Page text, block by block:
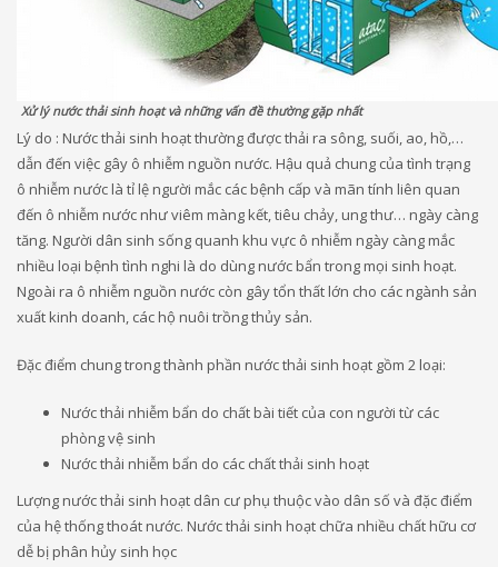
Xử lý nước thải sinh hoạt và những vấn đề thường gặp nhất
Lý do : Nước thải sinh hoạt thường được thải ra sông, suối, ao, hồ,…
dẫn đến việc gây ô nhiễm nguồn nước. Hậu quả chung của tình trạng
ô nhiễm nước là tỉ lệ người mắc các bệnh cấp và mãn tính liên quan
đến ô nhiễm nước như viêm màng kết, tiêu chảy, ung thư… ngày càng
tăng. Người dân sinh sống quanh khu vực ô nhiễm ngày càng mắc
nhiều loại bệnh tình nghi là do dùng nước bẩn trong mọi sinh hoạt.
Ngoài ra ô nhiễm nguồn nước còn gây tổn thất lớn cho các ngành sản
xuất kinh doanh, các hộ nuôi trồng thủy sản.
Đặc điểm chung trong thành phần nước thải sinh hoạt gồm 2 loại:
Nước thải nhiễm bẩn do chất bài tiết của con người từ các
phòng vệ sinh
Nước thải nhiễm bẩn do các chất thải sinh hoạt
Lượng nước thải sinh hoạt dân cư phụ thuộc vào dân số và đặc điểm
của hệ thống thoát nước. Nước thải sinh hoạt chữa nhiều chất hữu cơ
dễ bị phân hủy sinh học